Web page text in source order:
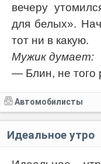
вечеру
для белых».
тот ни в какую.
Мужик думает:
— Блин, не того
Автомобилисты
Идеальное утро